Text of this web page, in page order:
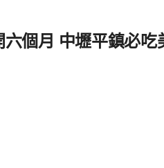
個月 中壢平鎮必吃